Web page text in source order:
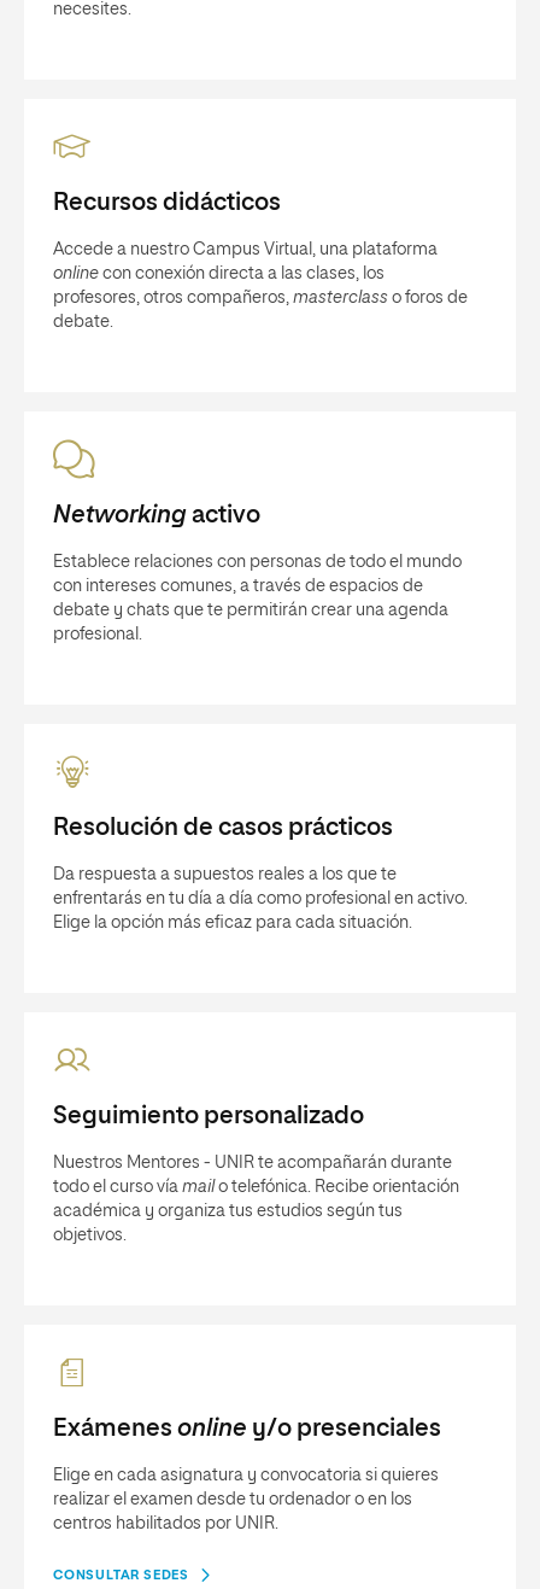
necesites.
Recursos didácticos
Accede a nuestro Campus Virtual, una plataforma
online con conexión directa a las clases, los
profesores, otros compañeros, masterclass o foros de
debate.
Networkingactivo
Establece relaciones con personas de todo el mundo
con intereses comunes, a través de espacios de
debate y chats que te permitirán crear una agenda
profesional.
Resolución de casos prácticos
Da respuesta a supuestos reales a los que te
enfrentarás en tu día a día como profesional en activo.
Elige la opción más eficaz para cada situación.
Seguimiento personalizado
Nuestros Mentores - UNIR te acompañarán durante
todo el curso vía mail o telefónica. Recibe orientación
académica y organiza tus estudios según tus
objetivos.
Exámenes online y/o presenciales
Elige en cada asignatura y convocatoria si quieres
realizar el examen desde tu ordenador o en los
centros habilitados por UNIR.
CONSULTAR SEDES